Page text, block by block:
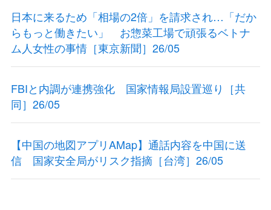
日本に来るため「相場の2倍」を請求され…「だか
らもっと働きたい」 お惣菜工場で頑張るベトナ
ム人女性の事情［東京新聞］26/05
FBIと内調が連携強化 国家情報局設置巡り［共
同］26/05
【中国の地図アプリAMap】通話内容を中国に送
信 国家安全局がリスク指摘［台湾］26/05